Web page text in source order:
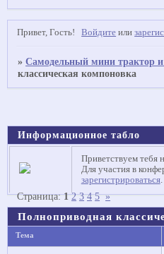
Привет, Гость! Войдите или
»Самодельный мини трактор и
классическая компоновка
Информационное табло
Приветствуем тебя
Для участия в
зарегистрироваться.
Полноприводная
Страница:1 2 3 4 5 »
Тема